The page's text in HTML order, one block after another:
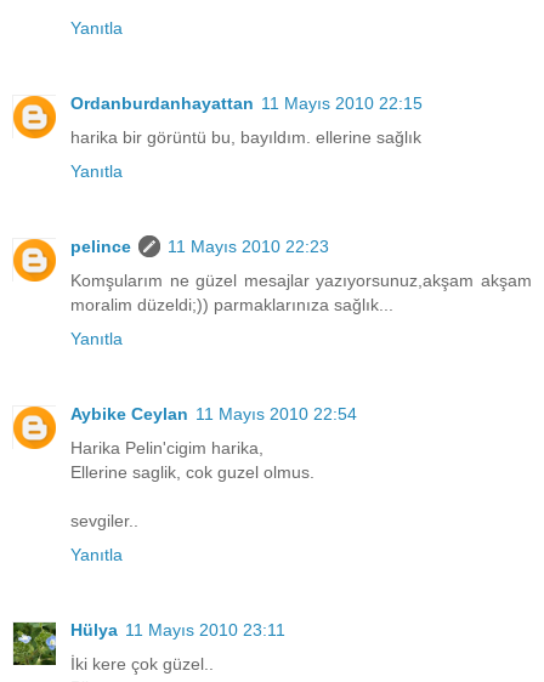
Yanıtla
Ordanburdanhayattan 11 Mayıs 2010 22:15
harika bir görüntü bu, bayıldım. ellerine sağlık
Yanıtla
pelince
11 Mayıs 2010 22:23
Komşularım ne güzel mesajlar yazıyorsunuz,akşam akşam
moralim düzeldi;)) parmaklarınıza sağlık...
Yanıtla
Aybike Ceylan 11 Mayıs 2010 22:54
Harika Pelin'cigim harika,
Ellerine saglik, cok guzel olmus.
sevgiler..
Yanıtla
Hülya 11 Mayıs 2010 23:11
İki kere çok güzel..